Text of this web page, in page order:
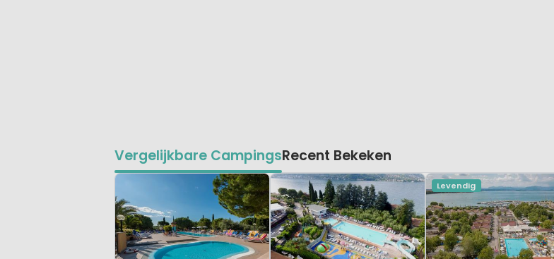
Vergelijkbare CampingsRecent Bekeken
Levendig